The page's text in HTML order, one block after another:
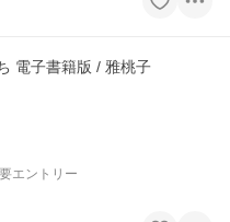
電子書籍版 / 雅桃子
要エントリー